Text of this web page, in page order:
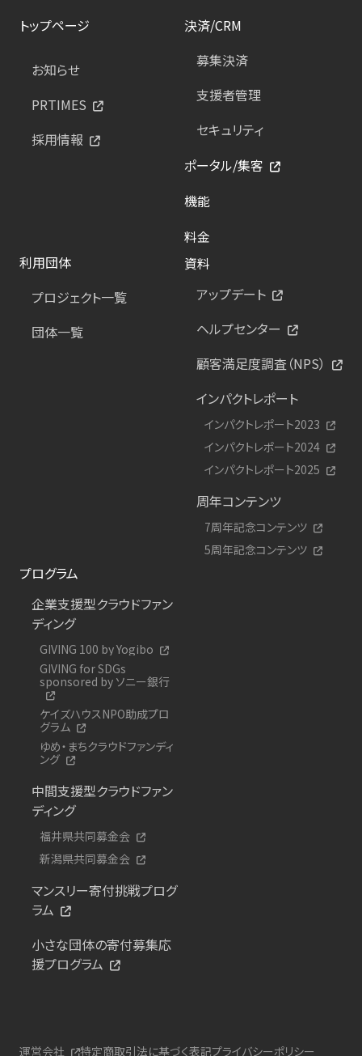
トップページ
お知らせ
PRTIMES
採用情報
決済/CRM
募集決済
支援者管理
セキュリティ
ポータル/集客
機能
料金
利用団体
プロジェクト一覧
団体一覧
資料
アップデート
ヘルプセンター
顧客満足度調査（NPS）
インパクトレポート
インパクトレポート2023
インパクトレポート2024
インパクトレポート2025
周年コンテンツ
7周年記念コンテンツ
5周年記念コンテンツ
プログラム
企業支援型クラウドファン
ディング
GIVING 100 by Yogibo
GIVING for SDGs
sponsored by ソニー銀行
ケイズハウスNPO助成プロ
グラム
ゆめ・まちクラウドファンディ
ング
中間支援型クラウドファン
ディング
福井県共同募金会
新潟県共同募金会
マンスリー寄付挑戦プログ
ラム
小さな団体の寄付募集応
援プログラム
運営会社 特定商取引法に基づく表記プライバシーポリシー